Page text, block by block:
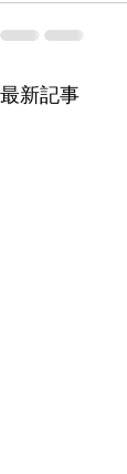
最新記事